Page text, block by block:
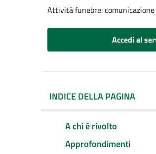
Attività funebre:
Accedi al
INDICE DELLA PAGINA
A chi è rivolto
Approfondimenti